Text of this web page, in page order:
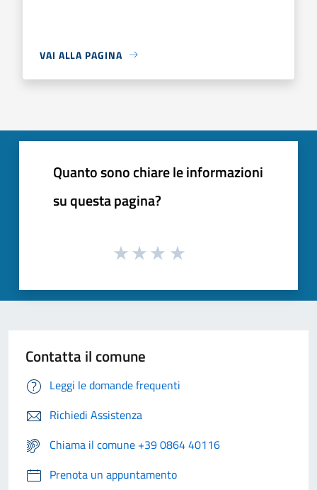
VAI ALLA PAGINA
Quanto sono chiare le informazioni
su questa pagina?
Contatta il comune
Leggi le domande frequenti
Richiedi Assistenza
Chiama il comune +39 0864 40116
Prenota un appuntamento